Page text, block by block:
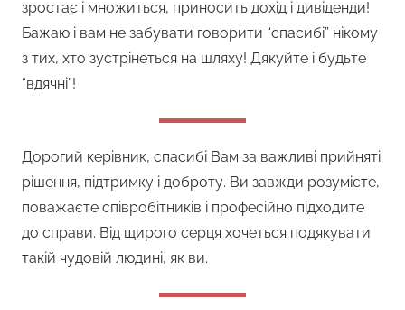
зростає і множиться, приносить дохід і дивіденди!
Бажаю і вам не забувати говорити “спасибі” нікому
з тих, хто зустрінеться на шляху! Дякуйте і будьте
“вдячні”!
Дорогий керівник, спасибі Вам за важливі прийняті
рішення, підтримку і доброту. Ви завжди розумієте,
поважаєте співробітників і професійно підходите
до справи. Від щирого серця хочеться подякувати
такій чудовій людині, як ви.